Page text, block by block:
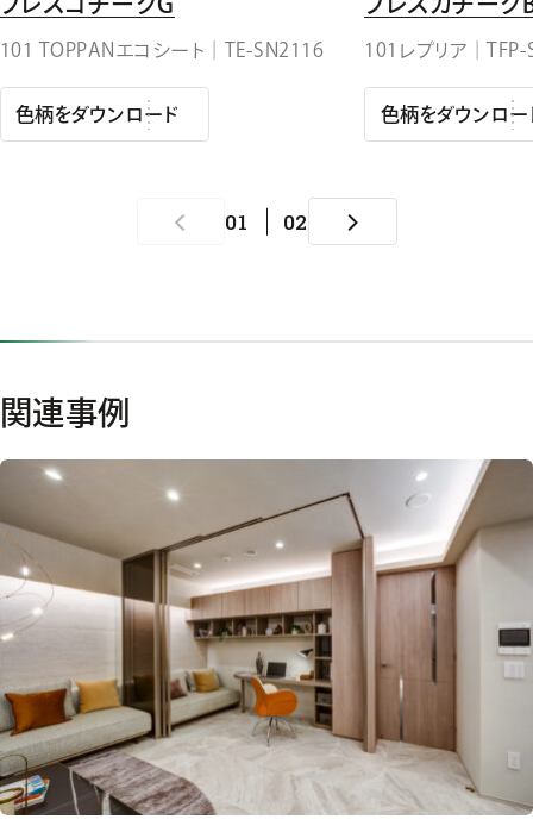
101 TOPPANエコシート｜TE-SN2116
色柄をダウンロード
101レプリア｜
色柄をダウンロー
01 02
関連事例